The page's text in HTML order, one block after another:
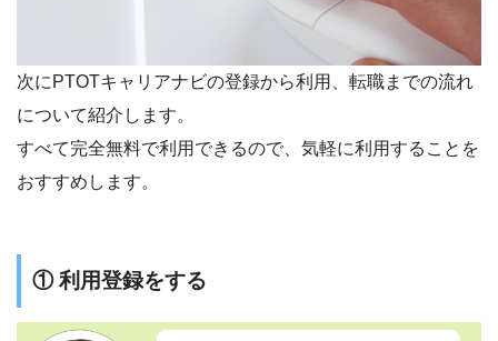
次にPTOTキャリアナビの登録から利用、転職までの流れ
について紹介します。
すべて完全無料で利用できるので、気軽に利用することを
おすすめします。
① 利用登録をする